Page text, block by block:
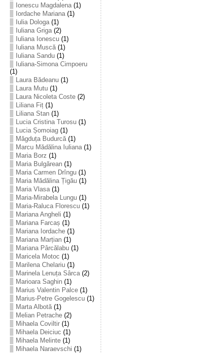
Ionescu Magdalena(1)
Iordache Mariana(1)
Iulia Dologa(1)
Iuliana Griga(2)
Iuliana Ionescu(1)
Iuliana Muscă(1)
Iuliana Sandu(1)
Iuliana-Simona Cimpoeru
(1)
Laura Bădeanu(1)
Laura Mutu(1)
Laura Nicoleta Coste(2)
Liliana Fiț(1)
Liliana Stan(1)
Lucia Cristina Turosu(1)
Lucia Șomoiag(1)
Măgduța Budurcă(1)
Marcu Mădălina Iuliana(1)
Maria Borz (1)
Maria Bulgărean(1)
Maria Carmen Drîngu(1)
Maria Mădălina Țigău(1)
Maria Vlasa(1)
Maria-Mirabela Lungu(1)
Maria-Raluca Florescu(1)
Mariana Angheli (1)
Mariana Farcaș (1)
Mariana Iordache(1)
Mariana Marțian(1)
Mariana Pârcălabu(1)
Maricela Motoc (1)
Marilena Chelariu(1)
Marinela Lenuța Sârca(2)
Marioara Saghin(1)
Marius Valentin Palce(1)
Marius-Petre Gogelescu(1)
Marta Albotă(1)
Melian Petrache(2)
Mihaela Coviltir(1)
Mihaela Deiciuc (1)
Mihaela Melinte(1)
Mihaela Naraevschi (1)